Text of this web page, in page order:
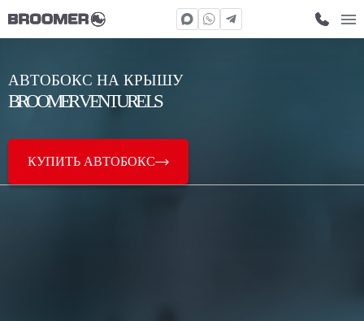
АВТОБОКС НА КРЫШУ
BROOMER VENTURE LS
КУПИТЬ АВТОБОКС